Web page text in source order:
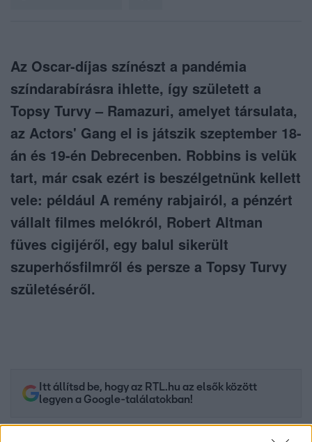
Az Oscar-díjas színészt a pandémia
színdarabírásra ihlette, így született a
Topsy Turvy – Ramazuri, amelyet társulata,
az Actors' Gang el is játszik szeptember 18-
án és 19-én Debrecenben. Robbins is velük
tart, már csak ezért is beszélgetnünk kellett
vele: például A remény rabjairól, a pénzért
vállalt filmes melókról, Robert Altman
füves cigijéről, egy balul sikerült
szuperhősfilmről és persze a Topsy Turvy
születéséről.
Itt állítsd be, hogy az RTL.hu az elsők között
legyen a Google-találatokban!